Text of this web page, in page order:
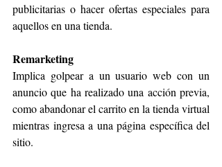
publicitarias o hacer ofertas especiales para
aquellos en una tienda.
Remarketing
Implica golpear a un usuario web con un
anuncio que ha realizado una acción previa,
como abandonar el carrito en la tienda virtual
mientras ingresa a una página específica del
sitio.